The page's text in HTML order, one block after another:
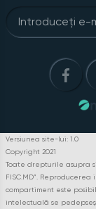
Versiunea site-lui: 1.0
Copyright 2021
Toate drepturile asupra
FISC.MD”.
compartiment este
intelectuală se